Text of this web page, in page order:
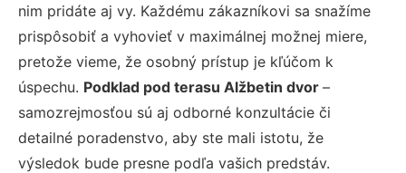
nim pridáte aj vy. Každému zákazníkovi sa snažíme
prispôsobiť a vyhovieť v maximálnej možnej miere,
pretože vieme, že osobný prístup je kľúčom k
úspechu. Podklad pod terasu Alžbetin dvor –
samozrejmosťou sú aj odborné konzultácie či
detailné poradenstvo, aby ste mali istotu, že
výsledok bude presne podľa vašich predstáv.